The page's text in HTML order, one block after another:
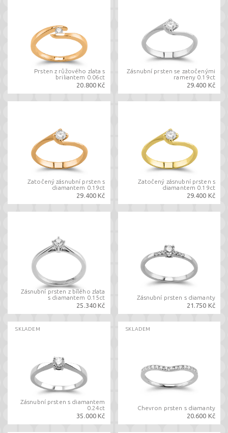
Prsten z růžového zlata s
briliantem 0.06ct
20.800 Kč
Zásnubní prsten se zatočenými
rameny 0.19ct
29.400 Kč
Zatočený zásnubní prsten s
diamantem 0.19ct
29.400 Kč
Zatočený zásnubní prsten s
diamantem 0.19ct
29.400 Kč
Zásnubní prsten z bílého zlata
s diamantem 0.15ct
25.340 Kč
Zásnubní prsten s diamanty
21.750 Kč
SKLADEM
Zásnubní prsten s diamantem
0.24ct
35.000 Kč
SKLADEM
Chevron prsten s diamanty
20.600 Kč